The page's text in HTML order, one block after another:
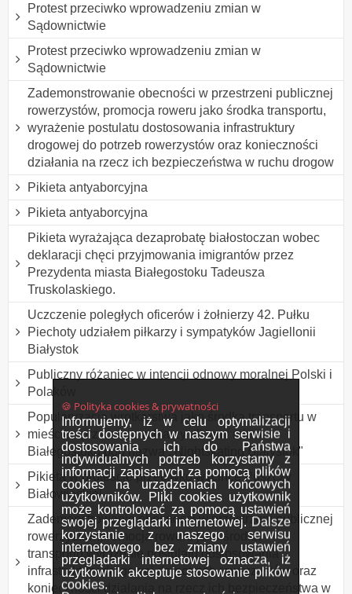
🍪 Polityka cookies & prywatności
Informujemy, iż w celu optymalizacji
treści dostępnych w naszym serwisie i
dostosowania ich do Państwa
indywidualnych potrzeb korzystamy z
informacji zapisanych za pomocą plików
cookies na urządzeniach końcowych
użytkowników. Pliki cookies użytkownik
może kontrolować za pomocą ustawień
swojej przeglądarki internetowej. Dalsze
korzystanie z naszego serwisu
internetowego bez zmiany ustawień
przeglądarki internetowej oznacza, iż
użytkownik akceptuje stosowanie plików
cookies.
Protest przeciwko wprowadzeniu zmian w
Sądownictwie
Protest przeciwko wprowadzeniu zmian w
Sądownictwie
Zademonstrowanie obecności w przestrzeni publicznej
rowerzystów, promocja roweru jako środka transportu,
wyrażenie postulatu dostosowania infrastruktury
drogowej do potrzeb rowerzystów oraz konieczności
działania na rzecz ich bezpieczeństwa w ruchu drogow
Pikieta antyaborcyjna
Pikieta antyaborcyjna
Pikieta wyrażająca dezaprobatę białostoczan wobec
deklaracji chęci przyjmowania imigrantów przez
Prezydenta miasta Białegostoku Tadeusza
Truskolaskiego.
Uczczenie poległych oficerów i żołnierzy 42. Pułku
Piechoty udziałem piłkarzy i sympatyków Jagiellonii
Białystok
Publiczny różaniec w intencji odnowy moralnej Polski i
Polaków
Popularyzacja wrotkarstwa jako środka transportu w
mieście - przemarsz rolkarzy ulicami miasta
Białegostoku pod nazwą ,,Nightskating Białystok"
Pikieta w proteście przeciwko wycince Puszczy
Białowieskiej.
Zademonstrowanie obecności w przestrzeni publicznej
rowerzystów,promocja roweru jako środka
transportu,wyrażenie postulatu dostosowania
infrastruktury drogowej do potrzeb rowerzystów oraz
konieczności działania na rzecz ich bezpieczeństwa w